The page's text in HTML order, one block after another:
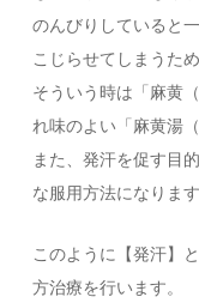
のんびりしていると
こじらせてしまうため
そういう時は「麻黄
れ味のよい「麻黄湯
また、発汗を促す目
な服用方法になります
このように【発汗】
方治療を行います。